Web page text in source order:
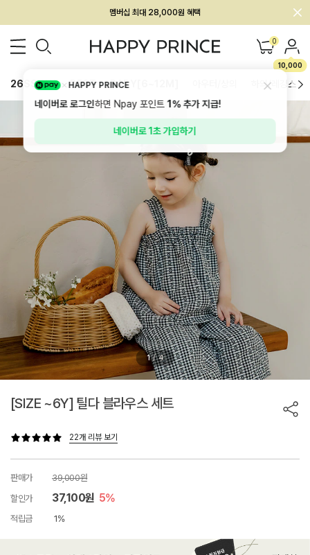
회원전용 아울렛, 가입하면 ~60% 할인!
멤버십 최대 28,000원 혜택 0
10,000
26SS 신상 BEST BABY[6~12M] 하의/레깅스
1 / 4
[SIZE ~6Y] 틸다 블라우스 세트
22개 리뷰 보기
판매가
39,000원
할인가
37,100원 5%
적립금 1%
HAPPY PRINCE
네이버로 로그인하면 Npay 포인트1%추가 지급!
네이버로 1초 가입하기